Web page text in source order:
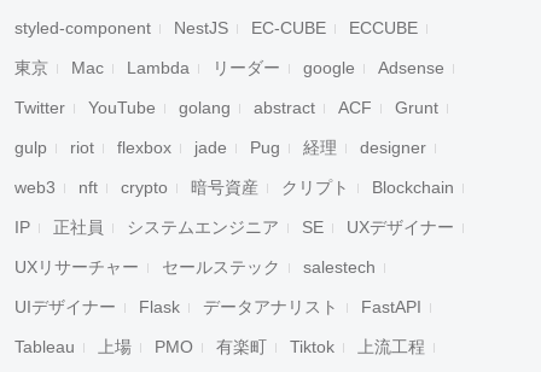
styled-component NestJS EC-CUBE ECCUBE
東京 Mac Lambda リーダー google Adsense
Twitter YouTube golang abstract ACF Grunt
gulp riot flexbox jade Pug 経理 designer
web3 nft crypto 暗号資産 クリプト Blockchain
IP 正社員 システムエンジニア SE UXデザイナー
UXリサーチャー セールステック salestech
UIデザイナー Flask データアナリスト FastAPI
Tableau 上場 PMO 有楽町 Tiktok 上流工程